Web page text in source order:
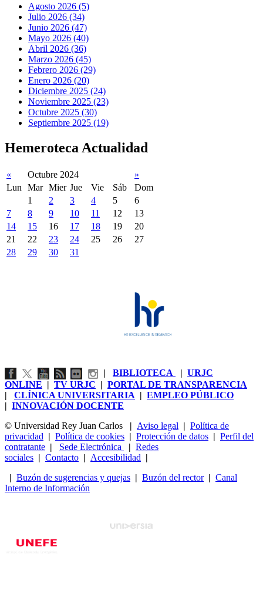
Agosto 2026 (5)
Julio 2026 (34)
Junio 2026 (47)
Mayo 2026 (40)
Abril 2026 (36)
Marzo 2026 (45)
Febrero 2026 (29)
Enero 2026 (20)
Diciembre 2025 (24)
Noviembre 2025 (23)
Octubre 2025 (30)
Septiembre 2025 (19)
Hemeroteca Actualidad
« Octubre 2024
»
Lun
Mar Mier Jue Vie Sáb
Dom
1
2 3 4 5
6
7
8 9 10 11 12
13
14
15 16 17 18 19
20
21
22 23 24 25 26
27
28
29 30 31
| BIBLIOTECA | URJC
ONLINE | TV URJC | PORTAL DE TRANSPARENCIA
| CLÍNICA UNIVERSITARIA | EMPLEO PÚBLICO
| INNOVACIÓN DOCENTE
© Universidad Rey Juan Carlos
| Aviso legal | Política de
privacidad | Política de cookies | Protección de datos | Perfil del
contratante | Sede Electrónica | Redes
sociales | Contacto | Accesibilidad |
| Buzón de sugerencias y quejas | Buzón del rector| Canal
Interno de Información